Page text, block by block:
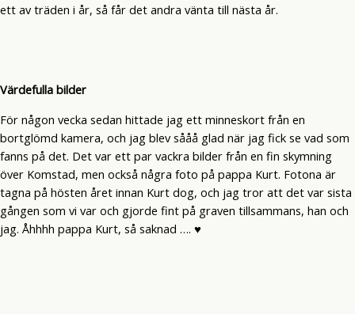
ett av träden i år, så får det andra vänta till nästa år.
Värdefulla bilder
För någon vecka sedan hittade jag ett minneskort från en
bortglömd kamera, och jag blev sååå glad när jag fick se vad som
fanns på det. Det var ett par vackra bilder från en fin skymning
över Komstad, men också några foto på pappa Kurt. Fotona är
tagna på hösten året innan Kurt dog, och jag tror att det var sista
gången som vi var och gjorde fint på graven tillsammans, han och
jag. Åhhhh pappa Kurt, så saknad …. ♥